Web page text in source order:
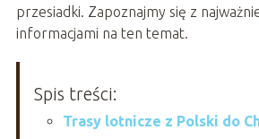
przesiadki. Zapoznajmy się z
informacjami na ten temat.
Spis treści:
Trasy lotnicze z Polski do